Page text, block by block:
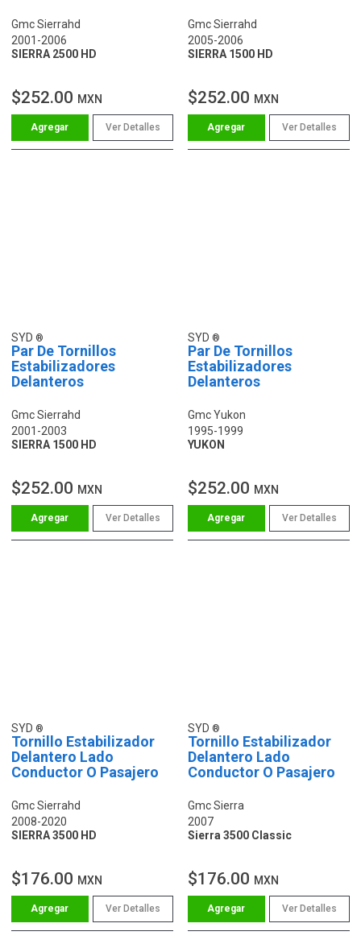
Gmc Sierrahd
2001-2006
SIERRA 2500 HD
$252.00 MXN
Ver Detalles
Gmc Sierrahd
2005-2006
SIERRA 1500 HD
$252.00 MXN
Ver Detalles
SYD
Par De Tornillos
Estabilizadores
Delanteros
Gmc Sierrahd
2001-2003
SIERRA 1500 HD
$252.00 MXN
Ver Detalles
SYD
Par De Tornillos
Estabilizadores
Delanteros
Gmc Yukon
1995-1999
YUKON
$252.00 MXN
Ver Detalles
SYD
Tornillo Estabilizador
Delantero Lado
Conductor O Pasajero
Gmc Sierrahd
2008-2020
SIERRA 3500 HD
$176.00 MXN
Ver Detalles
SYD
Tornillo Estabilizador
Delantero Lado
Conductor O Pasajero
Gmc Sierra
2007
Sierra 3500 Classic
$176.00 MXN
Ver Detalles